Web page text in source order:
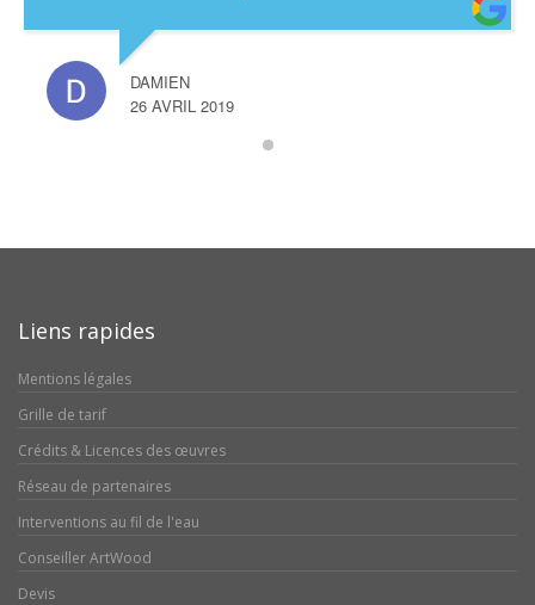
DAMIEN
26 AVRIL 2019
Liens rapides
Mentions légales
Grille de tarif
Crédits & Licences des œuvres
Réseau de partenaires
Interventions au fil de l'eau
Conseiller ArtWood
Devis